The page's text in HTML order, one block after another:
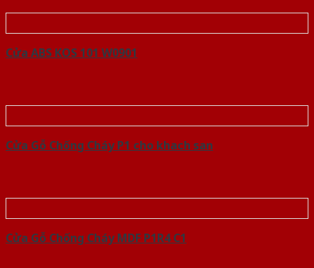
Cửa ABS KOS 101 W0901
Cửa Gỗ Chống Cháy P1 cho khach san
Cửa Gỗ Chống Cháy MDF P1R4 C1